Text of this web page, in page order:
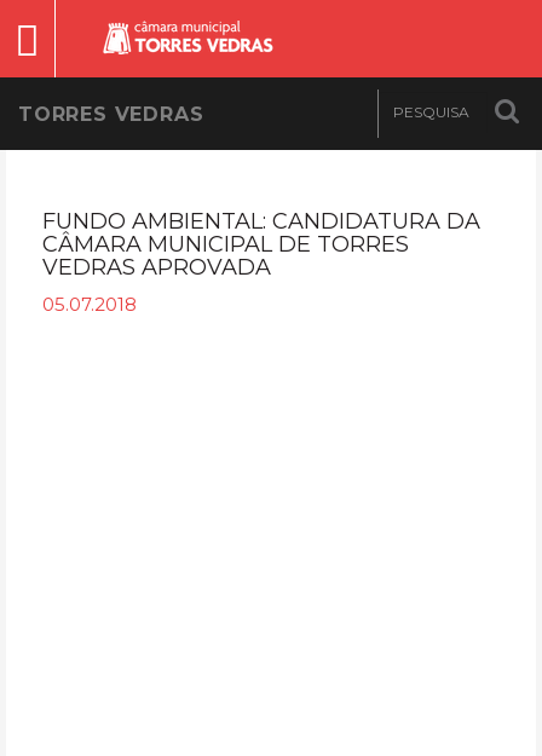
TORRES VEDRAS
FUNDO AMBIENTAL: CANDIDATURA DA
CÂMARA MUNICIPAL DE TORRES
VEDRAS APROVADA
05.07.2018